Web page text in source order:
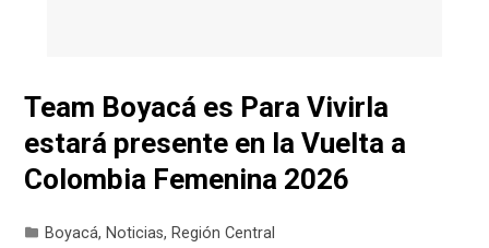
Team Boyacá es Para Vivirla
estará presente en la Vuelta a
Colombia Femenina 2026
Boyacá, Noticias, Región Central